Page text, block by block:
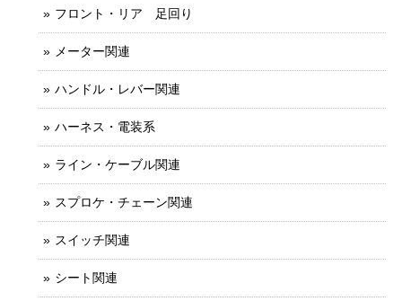
フロント・リア 足回り
メーター関連
ハンドル・レバー関連
ハーネス・電装系
ライン・ケーブル関連
スプロケ・チェーン関連
スイッチ関連
シート関連